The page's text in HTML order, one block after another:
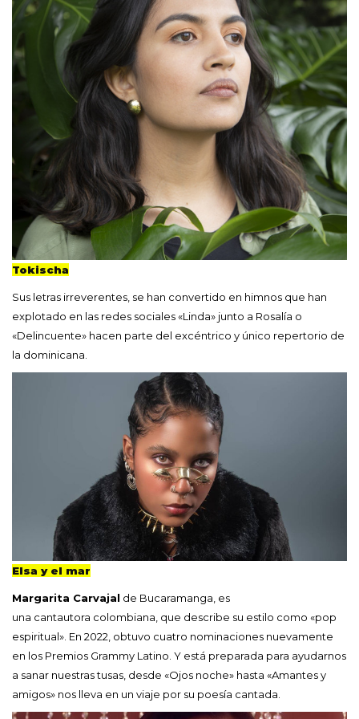
Tokischa
Sus letras irreverentes, se han convertido en himnos que han
explotado en las redes sociales «Linda» junto a Rosalía o
«Delincuente» hacen parte del excéntrico y único repertorio de
la dominicana.
Elsa y el mar
Margarita Carvajal de Bucaramanga, es
una cantautora colombiana, que describe su estilo como «pop
espiritual». En 2022, obtuvo cuatro nominaciones nuevamente
en los Premios Grammy Latino. Y está preparada para ayudarnos
a sanar nuestras tusas, desde «Ojos noche» hasta «Amantes y
amigos» nos lleva en un viaje por su poesía cantada.